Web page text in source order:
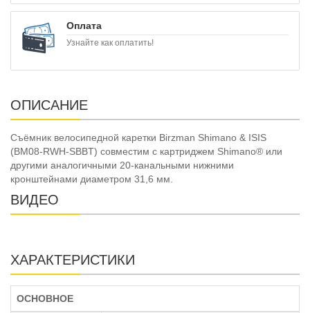
Оплата
Узнайте как оплатить!
ОПИСАНИЕ
Съёмник велосипедной каретки Birzman Shimano & ISIS
(BM08-RWH-SBBT) совместим с картриджем Shimano® или
другими аналогичными 20-канальными нижними
кронштейнами диаметром 31,6 мм.
ВИДЕО
ХАРАКТЕРИСТИКИ
ОСНОВНОЕ